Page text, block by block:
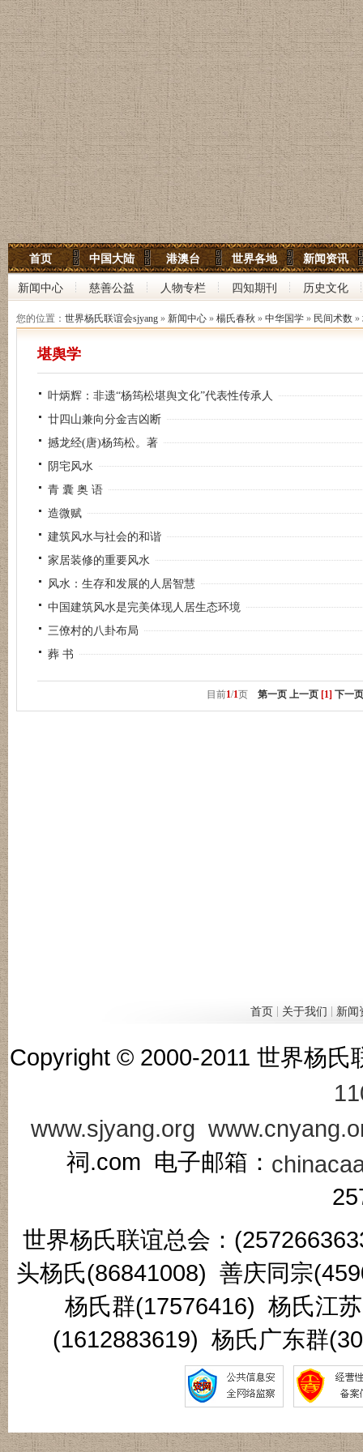
世界杨氏宗亲网
世界杨氏联谊会
中华杨氏大宗祠
首页 中国大陆 港澳台 世界各地 新闻资讯
新闻中心 慈善公益 人物专栏 四知期刊 历史文化
您的位置： 世界杨氏联谊会sjyang » 新闻中心 » 楊氏春秋 » 中华国学 » 民间术数 »
堪舆学
叶炳辉：非遗“杨筠松堪舆文化”代表性传承人
廿四山兼向分金吉凶断
撼龙经(唐)杨筠松。著
阴宅风水
青 囊 奥 语
造微赋
建筑风水与社会的和谐
家居装修的重要风水
风水：生存和发展的人居智慧
中国建筑风水是完美体现人居生态环境
三僚村的八卦布局
葬 书
目前1/1页 第一页 上一页 [1] 下一页
首页| 关于我们 新闻
Copyright © 2000-2011 世界杨
www.sjyang.org
祠.com 电子邮箱：
世界杨氏联谊总会：
头杨氏(86841008) 善庆同宗
杨氏群(17576416) 杨氏江
(1612883619) 杨氏广东群